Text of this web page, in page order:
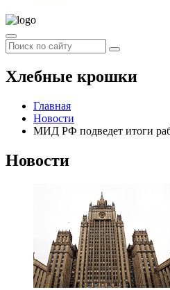
Хлебные крошки
Главная
Новости
МИД РФ подведет итоги
Новости